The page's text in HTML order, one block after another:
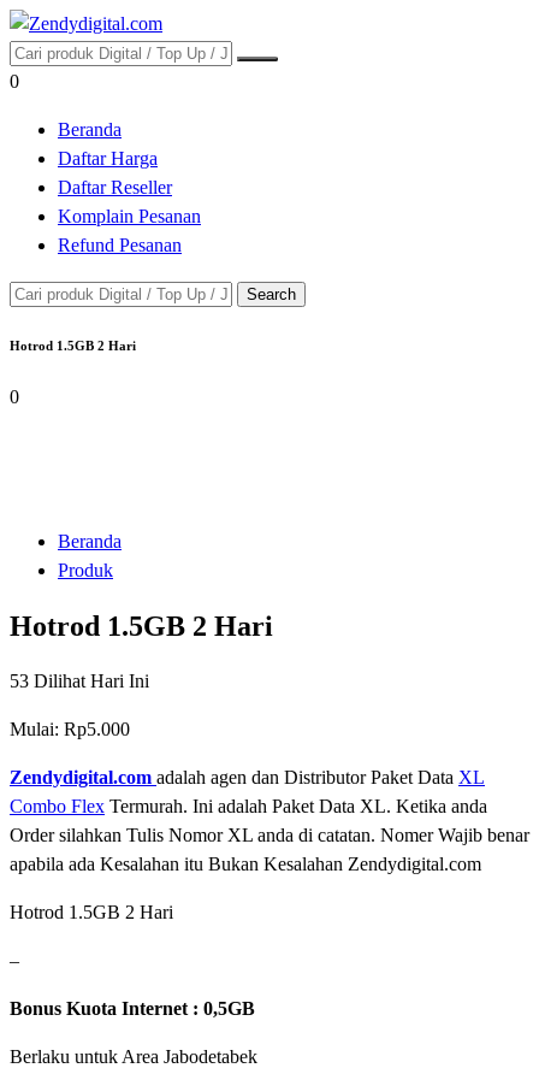
0
Beranda
Daftar Harga
Daftar Reseller
Komplain Pesanan
Refund Pesanan
Search
Hotrod 1.5GB 2 Hari
0
Beranda
Produk
Hotrod 1.5GB 2 Hari
53 Dilihat Hari Ini
Mulai: Rp5.000
Zendydigital.com adalah agen dan Distributor Paket Data XL
Combo Flex Termurah. Ini adalah Paket Data XL. Ketika anda
Order silahkan Tulis Nomor XL anda di catatan. Nomer Wajib benar
apabila ada Kesalahan itu Bukan Kesalahan Zendydigital.com
Hotrod 1.5GB 2 Hari
–
Bonus Kuota Internet : 0,5GB
Berlaku untuk Area Jabodetabek